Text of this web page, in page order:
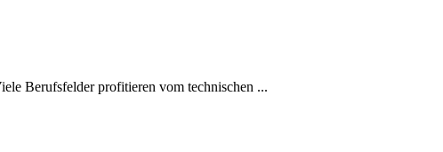
Berufsfelder profitieren vom technischen ...